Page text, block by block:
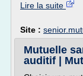
Lire la suite
Site :
Mutuelle
auditif |